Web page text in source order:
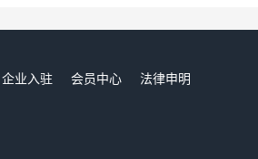
企业入驻 会员中心
法律申明